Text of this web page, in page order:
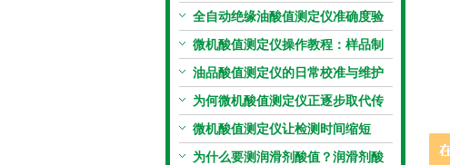
把控，降低设备故障
全自动绝缘油酸值测定仪准确度验
证：标准物质标定步骤
微机酸值测定仪操作教程：样品制
备、参数设置与结果解读
油品酸值测定仪的日常校准与维护
流程
为何微机酸值测定仪正逐步取代传
统手动滴定法？
微机酸值测定仪让检测时间缩短
50%
为什么要测润滑剂酸值？润滑剂酸